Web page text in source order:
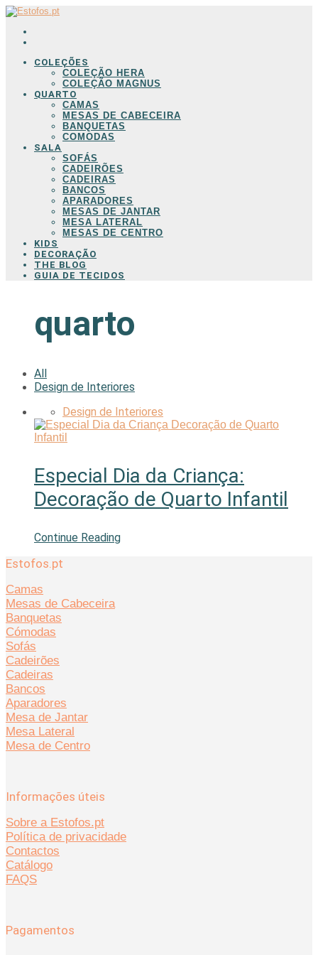
COLEÇÕES
COLEÇÃO HERA
COLEÇÃO MAGNUS
QUARTO
CAMAS
MESAS DE CABECEIRA
BANQUETAS
COMODAS
SALA
SOFÁS
CADEIRÕES
CADEIRAS
BANCOS
APARADORES
MESAS DE JANTAR
MESA LATERAL
MESAS DE CENTRO
KIDS
DECORAÇÃO
THE BLOG
GUIA DE TECIDOS
quarto
All
Design de Interiores
Design de Interiores
Especial Dia da Criança:
Decoração de Quarto Infantil
Continue Reading
Estofos.pt
Camas
Mesas de Cabeceira
Banquetas
Cómodas
Sofás
Cadeirões
Cadeiras
Bancos
Aparadores
Mesa de Jantar
Mesa Lateral
Mesa de Centro
Informações úteis
Sobre a Estofos.pt
Política de privacidade
Contactos
Catálogo
FAQS
Pagamentos